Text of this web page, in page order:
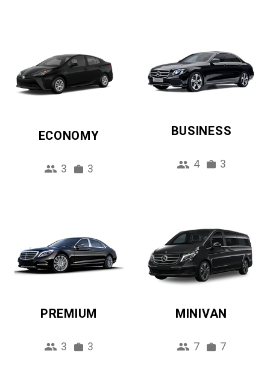
ECONOMY
3 3
BUSINESS
4 3
PREMIUM
3 3
MINIVAN
7 7